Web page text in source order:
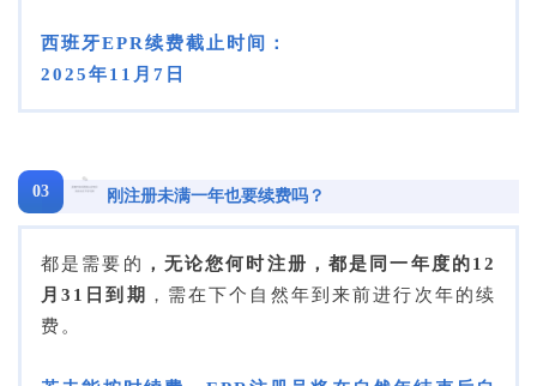
西班牙EPR续费截止时间：
2025年11月7日
03 刚注册未满一年也要续费吗？
都是需要的 ，无论您何时注册，都是同一年度的12
月31日到期
，需在下个自然年到来前进行次年的续
费。